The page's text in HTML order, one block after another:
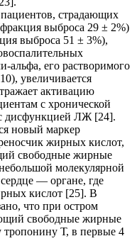
страдающих
выброса 29 ± 2%)
выброса 51 ± 3%),
альфа, его растворимого
увеличивается
активацию
с хронической
дисфункцией ЛЖ [24].
новый маркер
жирных кислот,
свободные жирные
молекулярной
— органе, где
кислот [25]. В
что при остром
свободные жирные
тропонину Т, в первые 4